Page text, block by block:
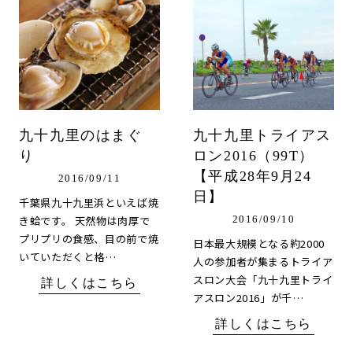
九十九里のはまぐ
り
2016/09/11
千葉県九十九里浜といえば焼
き蛤です。 天然物は肉厚で
プリプリの食感、目の前で焼
いていただくと格…
詳しくはこちら
九十九里トライアス
ロン2016（99T）
【平成28年9月24
日】
2016/09/10
日本最大規模となる約2000
人の参加者が集まるトライア
スロン大会「九十九里トライ
アスロン2016」が千…
詳しくはこちら